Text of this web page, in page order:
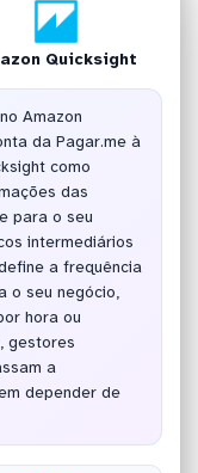
Quicksight
Amazon
da Pagar.me à
como
das
para o seu
intermediários
a frequência
o seu negócio,
hora ou
gestores
a
depender de